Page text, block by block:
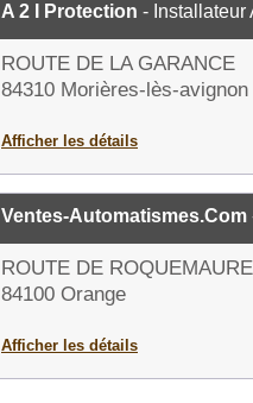
A 2 I Protection - Installateur
ROUTE DE LA GARANCE
84310 Morières-lès-avignon
Afficher les détails
Ventes-Automatismes.Com
ROUTE DE ROQUEMAURE
84100 Orange
Afficher les détails